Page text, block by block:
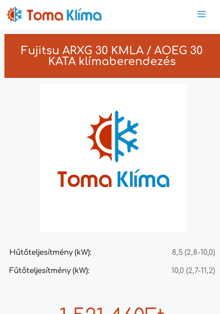
Fujitsu ARXG 30 KMLA / AOEG 30
KATA klímaberendezés
Hűtőteljesítmény (kW): 8,5 (2,8-10,0)
Fűtőteljesítmény (kW): 10,0 (2,7-11,2)